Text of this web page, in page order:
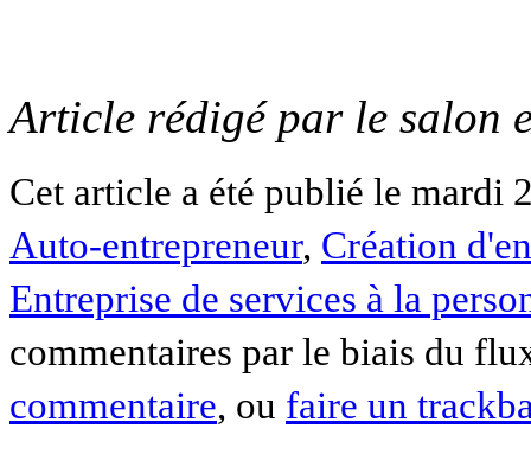
Article rédigé par le salon
Cet article a été publié le mardi
Auto-entrepreneur, Création
Entreprise de services à la
commentaires par le biais du
commentaire, ou faire un